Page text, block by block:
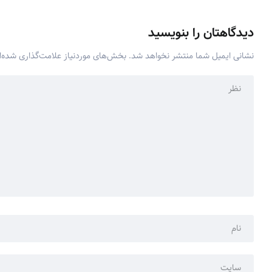
دیدگاهتان را بنویسید
نشانی ایمیل شما منتشر نخواهد شد. بخش‌های موردنیاز علامت‌گذاری